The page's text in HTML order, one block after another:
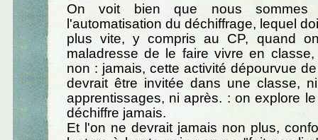
On voit bien que nous
l'automatisation du déchiffrage, lequel
plus vite, y compris au CP, quand
maladresse de le faire vivre en
non : jamais, cette activité dépourvue
devrait être invitée dans une classe,
apprentissages, ni après. : on explore
déchiffre jamais.
Et l'on ne devrait jamais non plus,